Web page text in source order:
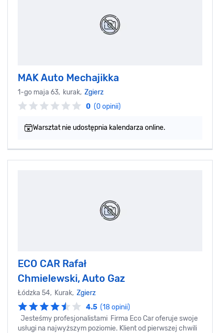
MAK Auto Mechajikka
1-go maja 63, kurak, Zgierz
0 (0 opinii)
Warsztat nie udostępnia kalendarza online.
ECO CAR Rafał
Chmielewski, Auto Gaz
Łódzka 54, Kurak, Zgierz
4.5 (18 opinii)
Jesteśmy profesjonalistami Firma Eco Car oferuje swoje
usługi na najwyższym poziomie. Klient od pierwszej chwili